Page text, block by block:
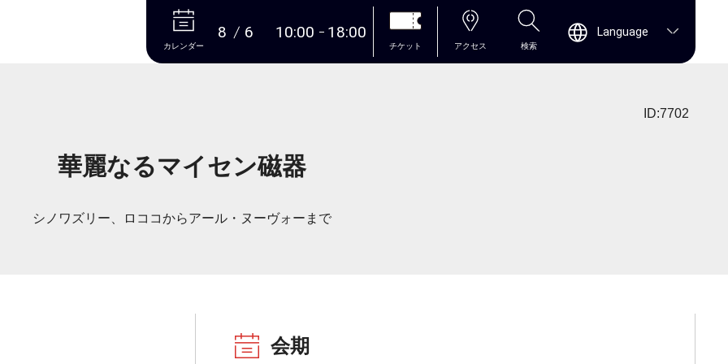
本文へ
カレンダー
8 6 10:00 18:00
チケット アクセス 検索
Language
ID:7702
華麗なるマイセン磁器
シノワズリー、ロココからアール・ヌーヴォーまで
会期